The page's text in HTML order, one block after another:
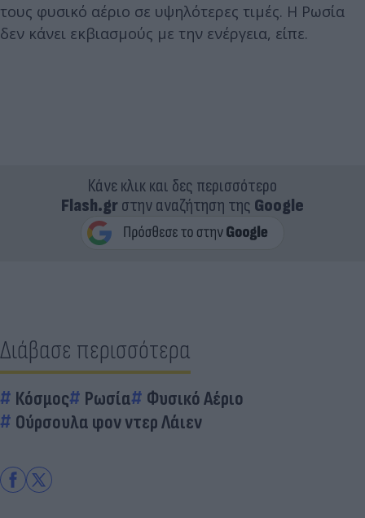
τους φυσικό αέριο σε υψηλότερες τιμές. Η Ρωσία
δεν κάνει εκβιασμούς με την ενέργεια, είπε.
Κάνε κλικ και δες περισσότερο
Flash.grστην αναζήτηση της Google
Διάβασε περισσότερα
Κόσμος Ρωσία
Φυσικό Αέριο
Ούρσουλα φον ντερ Λάιεν